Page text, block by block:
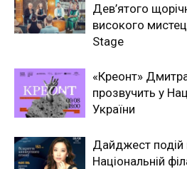
Дев’ятого
високого
Stage
«Креонт»
прозвучить у
України
Дайджест подій
Національній